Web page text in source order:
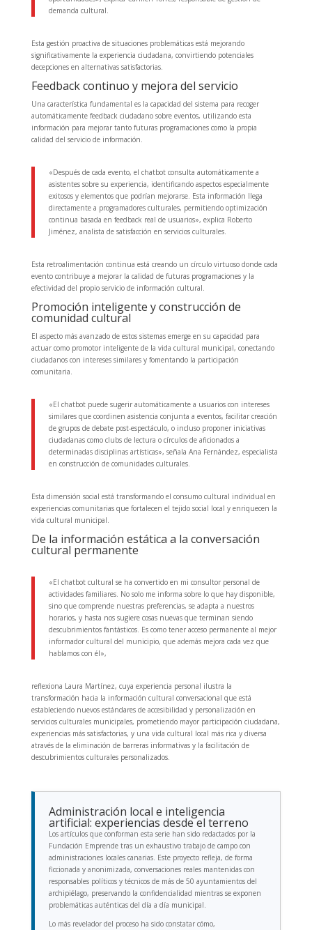
demanda cultural.
Esta gestión proactiva de situaciones problemáticas está mejorando
significativamente la experiencia ciudadana, convirtiendo potenciales
decepciones en alternativas satisfactorias.
Feedback continuo y mejora del servicio
Una característica fundamental es la capacidad del sistema para recoger
automáticamente feedback ciudadano sobre eventos, utilizando esta
información para mejorar tanto futuras programaciones como la propia
calidad del servicio de información.
«Después de cada evento, el chatbot consulta automáticamente a
asistentes sobre su experiencia, identificando aspectos especialmente
exitosos y elementos que podrían mejorarse. Esta información llega
directamente a programadores culturales, permitiendo optimización
continua basada en feedback real de usuarios», explica Roberto
Jiménez, analista de satisfacción en servicios culturales.
Esta retroalimentación continua está creando un círculo virtuoso donde cada
evento contribuye a mejorar la calidad de futuras programaciones y la
efectividad del propio servicio de información cultural.
Promoción inteligente y construcción de
comunidad cultural
El aspecto más avanzado de estos sistemas emerge en su capacidad para
actuar como promotor inteligente de la vida cultural municipal, conectando
ciudadanos con intereses similares y fomentando la participación
comunitaria.
«El chatbot puede sugerir automáticamente a usuarios con intereses
similares que coordinen asistencia conjunta a eventos, facilitar creación
de grupos de debate post-espectáculo, o incluso proponer iniciativas
ciudadanas como clubs de lectura o círculos de aficionados a
determinadas disciplinas artísticas», señala Ana Fernández, especialista
en construcción de comunidades culturales.
Esta dimensión social está transformando el consumo cultural individual en
experiencias comunitarias que fortalecen el tejido social local y enriquecen la
vida cultural municipal.
De la información estática a la conversación
cultural permanente
«El chatbot cultural se ha convertido en mi consultor personal de
actividades familiares. No solo me informa sobre lo que hay disponible,
sino que comprende nuestras preferencias, se adapta a nuestros
horarios, y hasta nos sugiere cosas nuevas que terminan siendo
descubrimientos fantásticos. Es como tener acceso permanente al mejor
informador cultural del municipio, que además mejora cada vez que
hablamos con él»,
reflexiona Laura Martínez, cuya experiencia personal ilustra la
transformación hacia la información cultural conversacional que está
estableciendo nuevos estándares de accesibilidad y personalización en
servicios culturales municipales, prometiendo mayor participación ciudadana,
experiencias más satisfactorias, y una vida cultural local más rica y diversa
através de la eliminación de barreras informativas y la facilitación de
descubrimientos culturales personalizados.
Administración local e inteligencia
artificial: experiencias desde el terreno
Los artículos que conforman esta serie han sido redactados por la
Fundación Emprende tras un exhaustivo trabajo de campo con
administraciones locales canarias. Este proyecto refleja, de forma
ficcionada y anonimizada, conversaciones reales mantenidas con
responsables políticos y técnicos de más de 50 ayuntamientos del
archipiélago, preservando la confidencialidad mientras se exponen
problemáticas auténticas del día a día municipal.
Lo más revelador del proceso ha sido constatar cómo,